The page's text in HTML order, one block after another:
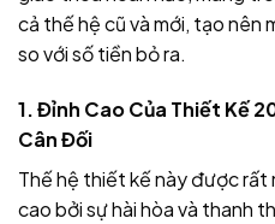
cả thế hệ cũ và mới, tạo nên
so với số tiền bỏ ra.
1. Đỉnh Cao Của Thiết Kế
Cân Đối
Thế hệ thiết kế này được rất
cao bởi sự hài hòa và thanh